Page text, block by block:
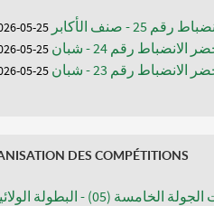
25 - صنف الأكابر 25-05-2026
الانضباط رقم 24 - شبان 25-05-2026
الانضباط رقم 23 - شبان 25-05-2026
DES COMPÉTITIONS
مباريات الجولة الخامسة (05) - البطولة